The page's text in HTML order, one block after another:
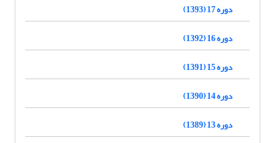
دوره 17 (1393)
دوره 16 (1392)
دوره 15 (1391)
دوره 14 (1390)
دوره 13 (1389)